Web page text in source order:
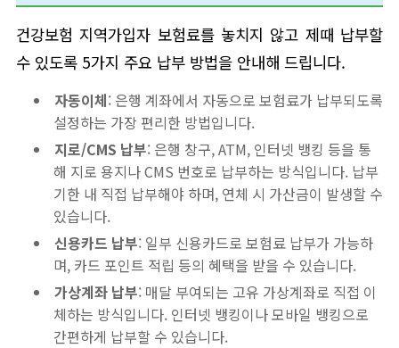
건강보험 지역가입자 보험료를 놓치지 않고 제때 납부할
수 있도록 5가지 주요 납부 방법을 안내해 드립니다.
자동이체: 은행 계좌에서 자동으로 보험료가 납부되도록
설정하는 가장 편리한 방법입니다.
지로/CMS 납부: 은행 창구, ATM, 인터넷 뱅킹 등을 통
해 지로 용지나 CMS 번호로 납부하는 방식입니다. 납부
기한 내 직접 납부해야 하며, 연체 시 가산금이 발생할 수
있습니다.
신용카드 납부: 일부 신용카드로 보험료 납부가 가능하
며, 카드 포인트 적립 등의 혜택을 받을 수 있습니다.
가상계좌 납부: 매달 부여되는 고유 가상계좌로 직접 이
체하는 방식입니다. 인터넷 뱅킹이나 모바일 뱅킹으로
간편하게 납부할 수 있습니다.